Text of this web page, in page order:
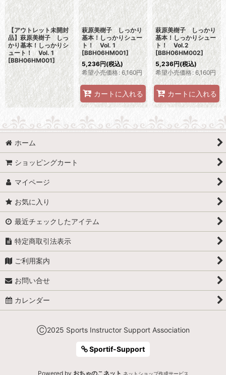
絞り込む
【アウトレット未開封
品】萩原美樹子 しっ
かり基本！しっかりシ
ュート！ Vol. 1
[BBH06HM001]
萩原美樹子 しっかり
基本！しっかりシュー
ト！ Vol. 1
[BBH06HM001]
5,236円(税込)
希望小売価格: 6,160円
カートに入れる
萩原美樹子 しっかり
基本！しっかりシュー
ト！ Vol.2
[BBH06HM002]
5,236円(税込)
希望小売価格: 6,160円
カートに入れる
ホーム
ショッピングカート
マイページ
お気に入り
最近チェックしたアイテム
特定商取引法表示
ご利用案内
お問い合せ
カレンダー
Ⓒ2025 Sports Instructor Support Association
Sportif-Support
Powered by おちゃのこネット ネットショップ作成サービス